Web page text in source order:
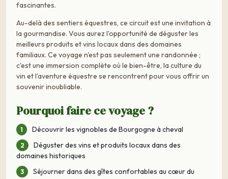
fascinantes.
Au-delà des sentiers équestres, ce circuit est une invitation à
la gourmandise. Vous aurez l'opportunité de déguster les
meilleurs produits et vins locaux dans des domaines
familiaux. Ce voyage n'est pas seulement une randonnée ;
c'est une immersion complète où le bien-être, la culture du
vin et l'aventure équestre se rencontrent pour vous offrir un
souvenir inoubliable.
Pourquoi faire ce voyage ?
Découvrir les vignobles de Bourgogne à cheval
Déguster des vins et produits locaux dans des
domaines historiques
Séjourner dans des gîtes confortables au cœur du